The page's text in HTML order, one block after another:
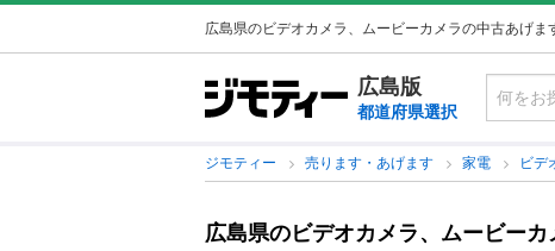
広島県のビデオカメラ、ムービーカメラの中古あげま
広島版
都道府県選択
ジモティー 売ります・あげます 家電 ビデ
広島県のビデオカメラ、ムービー